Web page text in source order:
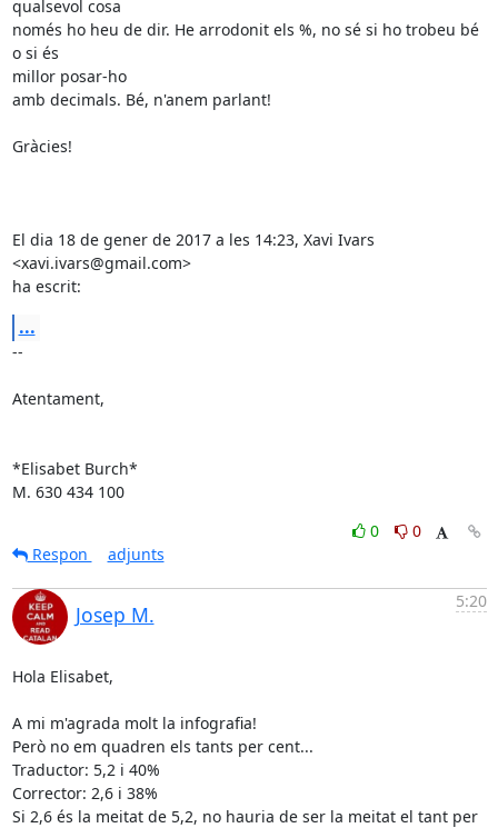
qualsevol cosa
només ho heu de dir. He arrodonit els %, no sé si ho trobeu bé
o si és
millor posar-ho
amb decimals. Bé, n'anem parlant!
Gràcies!
El dia 18 de gener de 2017 a les 14:23, Xavi Ivars
<xavi.ivars@gmail.com>
ha escrit:
...
--
Atentament,
*Elisabet Burch*
M. 630 434 100
0
0
Respon
adjunts
Josep M.
5:20
Hola Elisabet,
A mi m'agrada molt la infografia!
Però no em quadren els tants per cent...
Traductor: 5,2 i 40%
Corrector: 2,6 i 38%
Si 2,6 és la meitat de 5,2, no hauria de ser la meitat el tant per